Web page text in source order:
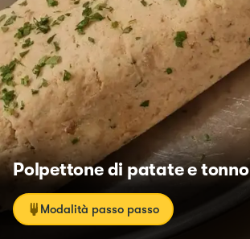
Polpettone di patate e tonno
Modalità passo passo